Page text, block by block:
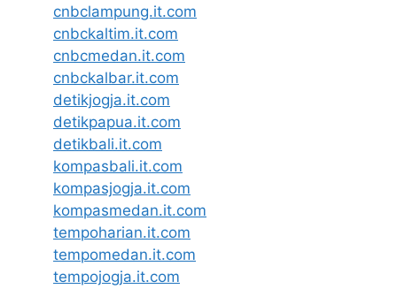
cnbclampung.it.com
cnbckaltim.it.com
cnbcmedan.it.com
cnbckalbar.it.com
detikjogja.it.com
detikpapua.it.com
detikbali.it.com
kompasbali.it.com
kompasjogja.it.com
kompasmedan.it.com
tempoharian.it.com
tempomedan.it.com
tempojogja.it.com